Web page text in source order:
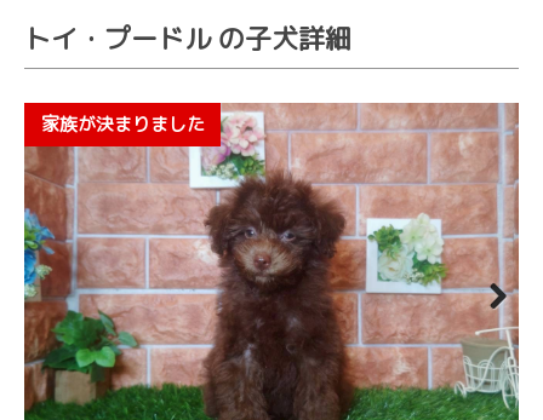
トイ・プードル の子犬詳細
Next